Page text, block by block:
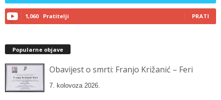
1,060 Pratitelji PRATI
Popularne objave
Obavijest o smrti: Franjo Križanić – Feri
7. kolovoza 2026.